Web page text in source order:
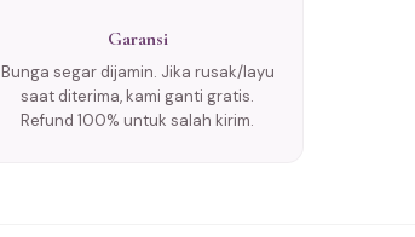
Garansi
Bunga segar dijamin. Jika rusak/layu
saat diterima, kami ganti gratis.
Refund 100% untuk salah kirim.